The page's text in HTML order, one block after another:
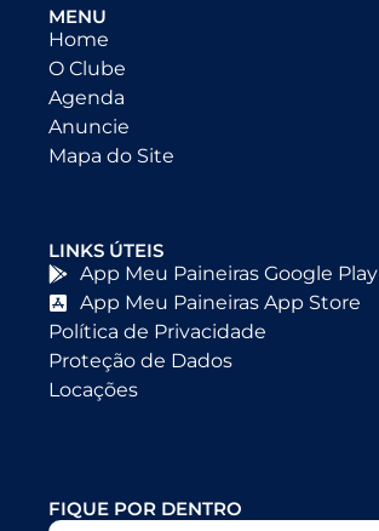
MENU
Home
O Clube
Agenda
Anuncie
Mapa do Site
LINKS ÚTEIS
App Meu Paineiras Google Play
App Meu Paineiras App Store
Política de Privacidade
Proteção de Dados
Locações
FIQUE POR DENTRO